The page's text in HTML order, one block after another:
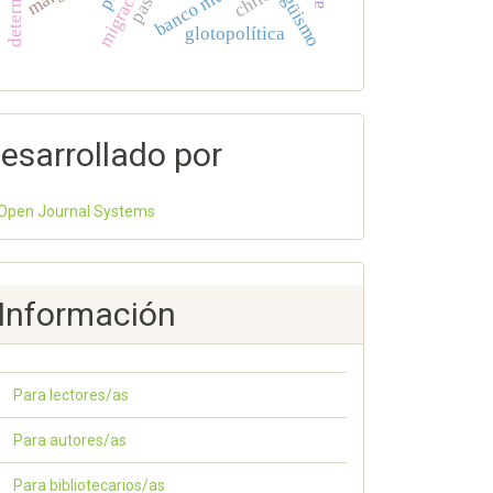
glotopolítica
por
Journal Systems
Para lectores/as
Para autores/as
Para bibliotecarios/as